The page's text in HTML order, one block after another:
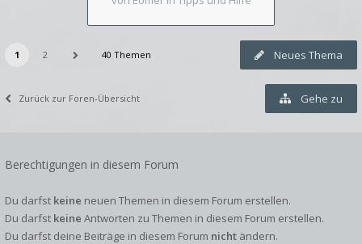
Neues Thema
1 2 40 Themen
Zurück zur Foren-Übersicht Gehe zu
Berechtigungen in diesem Forum
Du darfst keine neuen Themen in diesem Forum erstellen.
Du darfst keine Antworten zu Themen in diesem Forum erstellen.
Du darfst deine Beiträge in diesem Forum nicht ändern.